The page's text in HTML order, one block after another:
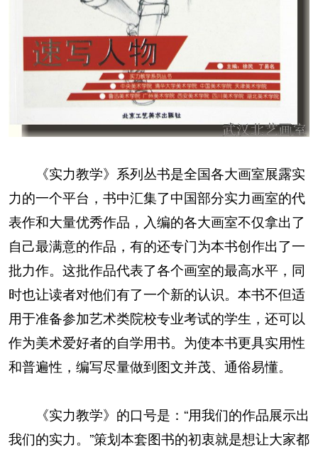
《实力教学》系列丛书是全国各大画室展露实
力的一个平台，书中汇集了中国部分实力画室的代
表作和大量优秀作品，入编的各大画室不仅拿出了
自己最满意的作品，有的还专门为本书创作出了一
批力作。这批作品代表了各个画室的最高水平，同
时也让读者对他们有了一个新的认识。本书不但适
用于准备参加艺术类院校专业考试的学生，还可以
作为美术爱好者的自学用书。为使本书更具实用性
和普遍性，编写尽量做到图文并茂、通俗易懂。
《实力教学》的口号是：“用我们的作品展示出
我们的实力。”策划本套图书的初衷就是想让大家都